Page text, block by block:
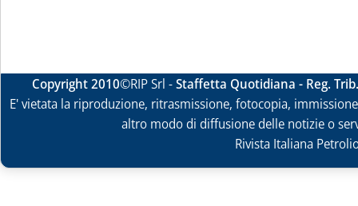
Copyright 2010©RIP Srl -Staffetta Quotidiana - Reg.
E' vietata la riproduzione, ritrasmissione, fotocopia,
altro modo di diffusione delle notizie o
Rivista Italiana